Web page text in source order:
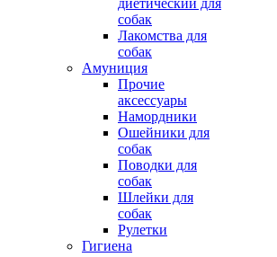
диетический для
собак
Лакомства для
собак
Амуниция
Прочие
аксессуары
Намордники
Ошейники для
собак
Поводки для
собак
Шлейки для
собак
Рулетки
Гигиена